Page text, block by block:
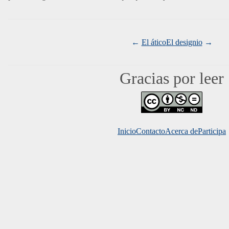
El áticoEl designio
Gracias por leer
InicioContactoAcerca deMundo
Participa